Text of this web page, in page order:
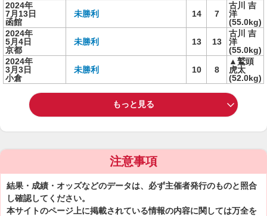
2024年
7月13日
函館
未勝利 14 7
古川 吉
洋
(55.0kg)
2024年
5月4日
京都
未勝利 13 13
古川 吉
洋
(55.0kg)
2024年
3月3日
小倉
未勝利 10 8
▲鷲頭
虎太
(52.0kg)
もっと見る
注意事項
結果・成績・オッズなどのデータは、必ず主催者発行のものと照合
し確認してください。
本サイトのページ上に掲載されている情報の内容に関しては万全を